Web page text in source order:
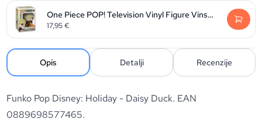
One Piece POP! Television Vinyl Figure Vinsmoke Sanji 9 cm
17,95€
Opis Detalji Recenzije
Funko Pop Disney: Holiday - Daisy Duck. EAN
0889698577465.